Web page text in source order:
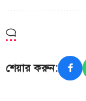
শেয়ার করুন: